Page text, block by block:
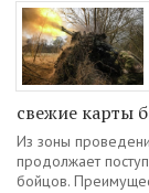
свежие карты
Из зоны
продолжает
бойцов.